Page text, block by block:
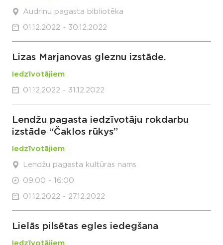
Audriņu pagasta bibliotēka
01.12.2022 - 30.12.2022
Lizas Marjanovas gleznu izstāde.
Iedzīvotājiem
01.12.2022 - 31.12.2022
Lendžu pagasta iedzīvotāju rokdarbu
izstāde “Čaklos rūkys”
Iedzīvotājiem
Lendžu pagasta kultūras nams
09:00 - 16:00
01.12.2022 - 27.12.2022
Lielās pilsētas egles iedegšana
Iedzīvotājiem